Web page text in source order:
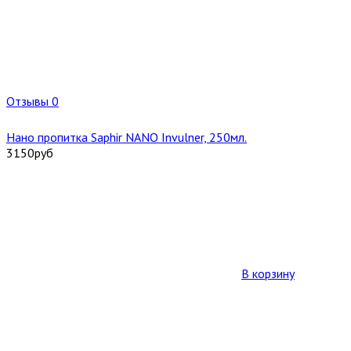
Отзывы 0
Нано пропитка Saphir NANO Invulner, 250мл.
3150руб
В корзину